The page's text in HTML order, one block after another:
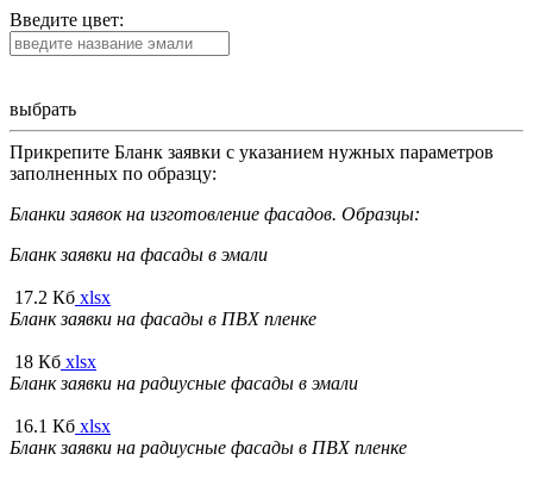
Введите цвет:
выбрать
Прикрепите Бланк заявки с указанием нужных параметров
заполненных по образцу:
Бланки заявок на изготовление фасадов. Образцы:
Бланк заявки на фасады в эмали
17.2 Кб xlsx
Бланк заявки на фасады в ПВХ пленке
18 Кб xlsx
Бланк заявки на радиусные фасады в эмали
16.1 Кб xlsx
Бланк заявки на радиусные фасады в ПВХ пленке